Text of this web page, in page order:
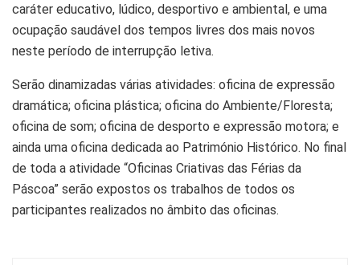
caráter educativo, lúdico, desportivo e ambiental, e uma
ocupação saudável dos tempos livres dos mais novos
neste período de interrupção letiva.
Serão dinamizadas várias atividades: oficina de expressão
dramática; oficina plástica; oficina do Ambiente/Floresta;
oficina de som; oficina de desporto e expressão motora; e
ainda uma oficina dedicada ao Património Histórico. No final
de toda a atividade “Oficinas Criativas das Férias da
Páscoa” serão expostos os trabalhos de todos os
participantes realizados no âmbito das oficinas.